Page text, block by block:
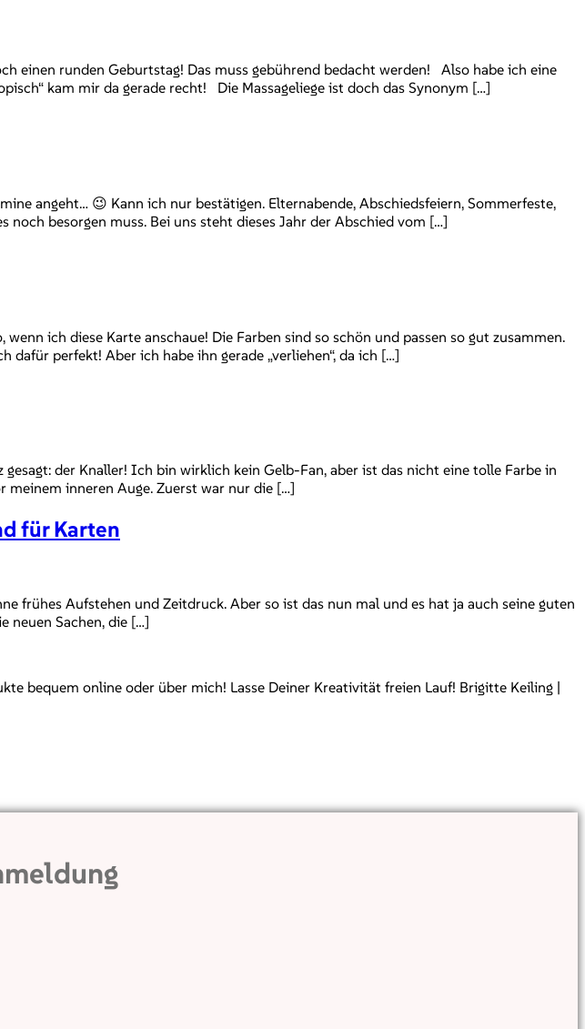
einen runden Geburtstag! Das muss gebührend bedacht werden! Also habe ich eine
kam mir da gerade recht! Die Massageliege ist doch das Synonym […]
angeht… 😉 Kann ich nur bestätigen. Elternabende, Abschiedsfeiern, Sommerfeste,
besorgen muss. Bei uns steht dieses Jahr der Abschied vom […]
ich diese Karte anschaue! Die Farben sind so schön und passen so gut zusammen.
perfekt! Aber ich habe ihn gerade „verliehen“, da ich […]
der Knaller! Ich bin wirklich kein Gelb-Fan, aber ist das nicht eine tolle Farbe in
inneren Auge. Zuerst war nur die […]
für Karten
frühes Aufstehen und Zeitdruck. Aber so ist das nun mal und es hat ja auch seine guten
neuen Sachen, die […]
bequem online oder über mich! Lasse Deiner Kreativität freien Lauf! Brigitte Keiling |